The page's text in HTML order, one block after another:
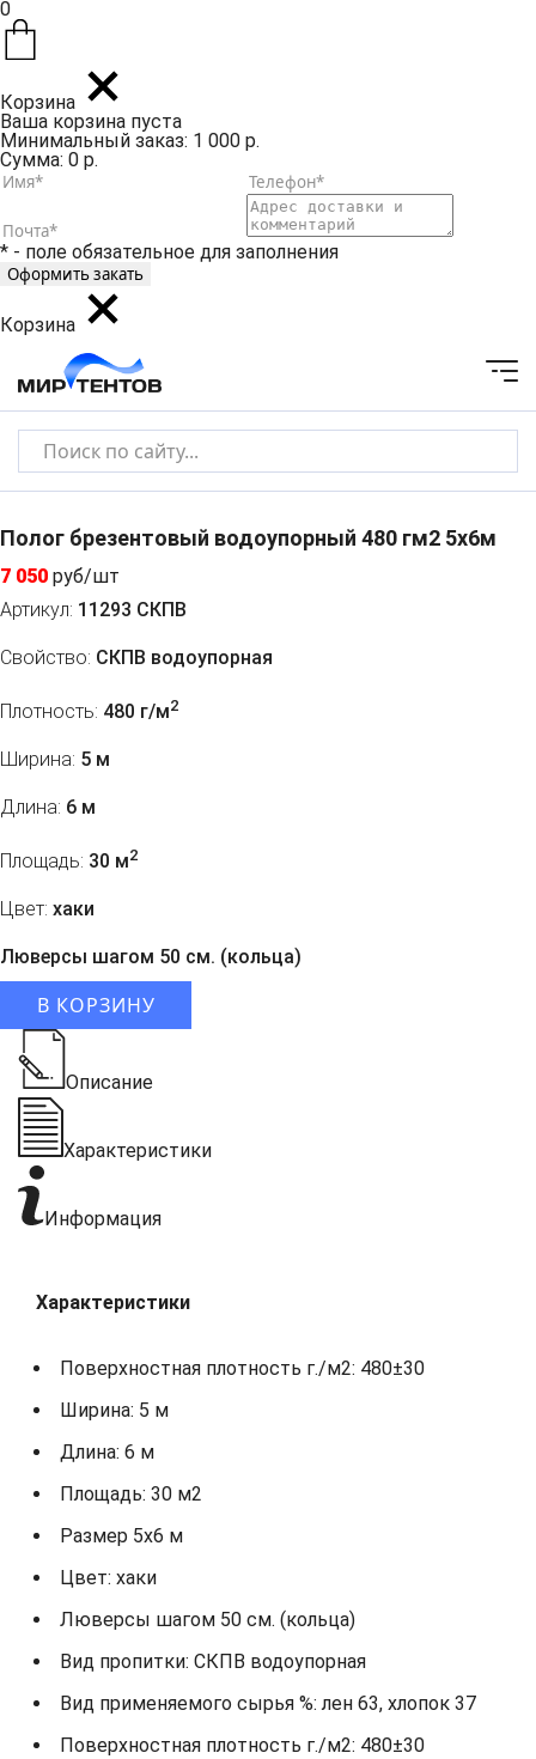
0
Корзина
Ваша корзина пуста
Минимальный заказ: 1 000 р.
Сумма: 0 р.
* - поле обязательное для заполнения
Корзина
Полог брезентовый водоупорный 480 гм2 5x6м
7 050 руб/шт
Артикул: 11293 СКПВ
Свойство: СКПВ водоупорная
Плотность: 480 г/м2
Ширина: 5 м
Длина: 6 м
Площадь: 30 м2
Цвет: хаки
Люверсы шагом 50 см. (кольца)
В КОРЗИНУ
Описание
Характеристики
Информация
Характеристики
Поверхностная плотность г./м2: 480±30
Ширина: 5 м
Длина: 6 м
Площадь: 30 м2
Размер 5х6 м
Цвет: хаки
Люверсы шагом 50 см. (кольца)
Вид пропитки: СКПВ водоупорная
Вид применяемого сырья %: лен 63, хлопок 37
Поверхностная плотность г./м2: 480±30